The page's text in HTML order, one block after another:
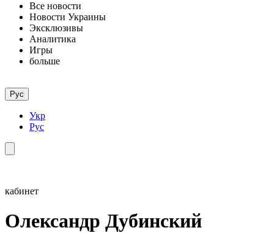
Все новости
Новости Украины
Эксклюзивы
Аналитика
Игры
больше
Рус
Укр
Рус
кабинет
Олександр Дубинский